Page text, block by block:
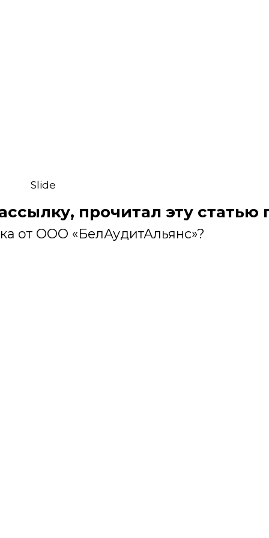
Slide
прочитал эту статью
от ООО «БелАудитАльянс»?